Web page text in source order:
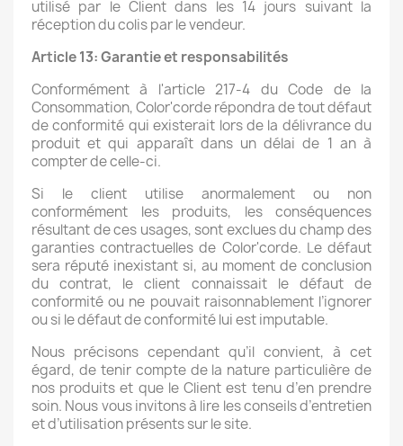
utilisé par le Client dans les 14 jours suivant la
réception du colis par le vendeur.
Article 13: Garantie et responsabilités
Conformément à l'article 217-4 du Code de la
Consommation, Color'corde répondra de tout défaut
de conformité qui existerait lors de la délivrance du
produit et qui apparaît dans un délai de 1 an à
compter de celle-ci.
Si le client utilise anormalement ou non
conformément les produits, les conséquences
résultant de ces usages, sont exclues du champ des
garanties contractuelles de Color'corde. Le défaut
sera réputé inexistant si, au moment de conclusion
du contrat, le client connaissait le défaut de
conformité ou ne pouvait raisonnablement l’ignorer
ou si le défaut de conformité lui est imputable.
Nous précisons cependant qu’il convient, à cet
égard, de tenir compte de la nature particulière de
nos produits et que le Client est tenu d’en prendre
soin. Nous vous invitons à lire les conseils d’entretien
et d’utilisation présents sur le site.